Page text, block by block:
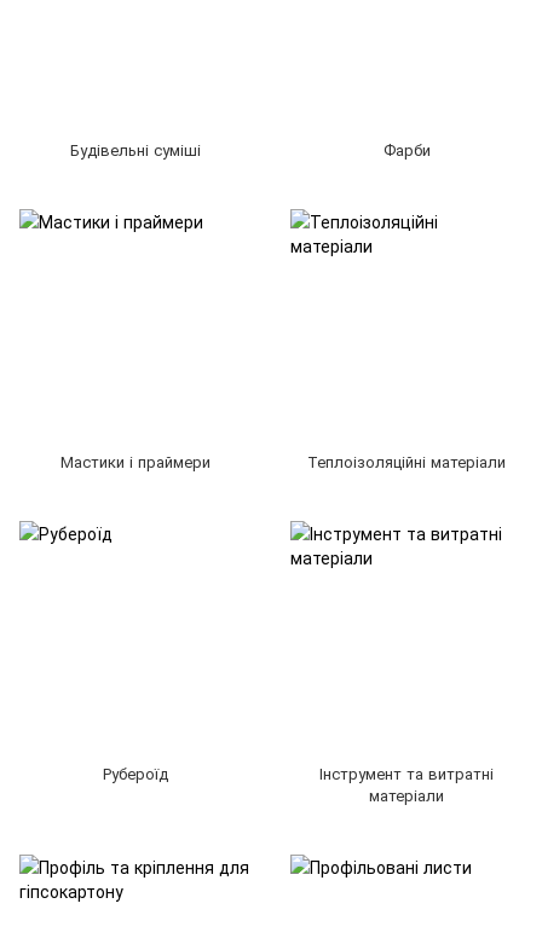
Будівельні суміші Фарби
Мастики і праймери Теплоізоляційні матеріали
Рубероїд
Інструмент та витратні
матеріали